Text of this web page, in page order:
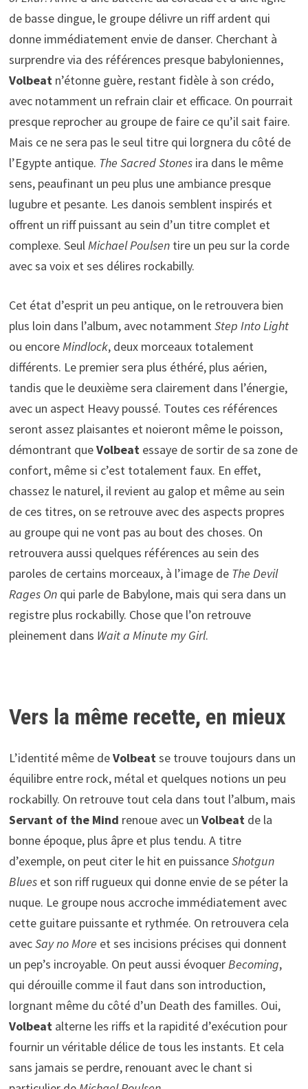
de basse dingue, le groupe délivre un riff ardent qui
donne immédiatement envie de danser. Cherchant à
surprendre via des références presque babyloniennes,
Volbeatn’étonne guère, restant fidèle à son crédo,
avec notamment un refrain clair et efficace. On pourrait
presque reprocher au groupe de faire ce qu’il sait faire.
Mais ce ne sera pas le seul titre qui lorgnera du côté de
l’Egypte antique. The Sacred Stonesira dans le même
sens, peaufinant un peu plus une ambiance presque
lugubre et pesante. Les danois semblent inspirés et
offrent un riff puissant au sein d’un titre complet et
complexe. SeulMichael Poulsentire un peu sur la corde
avec sa voix et ses délires rockabilly.
Cet état d’esprit un peu antique, on le retrouvera bien
plus loin dans l’album, avec notammentStep Into Light
ou encoreMindlock, deux morceaux totalement
différents. Le premier sera plus éthéré, plus aérien,
tandis que le deuxième sera clairement dans l’énergie,
avec un aspect Heavy poussé. Toutes ces références
seront assez plaisantes et noieront même le poisson,
démontrant queVolbeat essaye de sortir de sa zone de
confort, même si c’est totalement faux. En effet,
chassez le naturel, il revient au galop et même au sein
de ces titres, on se retrouve avec des aspects propres
au groupe qui ne vont pas au bout des choses. On
retrouvera aussi quelques références au sein des
paroles de certains morceaux, à l’image de The Devil
Rages Onqui parle de Babylone, mais qui sera dans un
registre plus rockabilly. Chose que l’on retrouve
pleinement dans Wait a Minute my Girl.
Vers la même recette, en mieux
L’identité même deVolbeatse trouve toujours dans un
équilibre entre rock, métal et quelques notions un peu
rockabilly. On retrouve tout cela dans tout l’album, mais
Servant of the Mind renoue avec un Volbeat de la
bonne époque, plus âpre et plus tendu. A titre
d’exemple, on peut citer le hit en puissanceShotgun
Blueset son riff rugueux qui donne envie de se péter la
nuque. Le groupe nous accroche immédiatement avec
cette guitare puissante et rythmée. On retrouvera cela
avecSay no More et ses incisions précises qui donnent
un pep’s incroyable. On peut aussi évoquerBecoming,
qui dérouille comme il faut dans son introduction,
lorgnant même du côté d’un Death des familles. Oui,
Volbeatalterne les riffs et la rapidité d’exécution pour
fournir un véritable délice de tous les instants. Et cela
sans jamais se perdre, renouant avec le chant si